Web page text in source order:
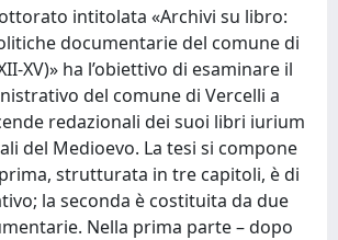
intitolata «Archivi su libro:
documentarie del comune di
XV)» ha l’obiettivo di esaminare il
del comune di Vercelli a
redazionali dei suoi libri iurium
del Medioevo. La tesi si compone
strutturata in tre capitoli, è di
la seconda è costituita da due
Nella prima parte – dopo